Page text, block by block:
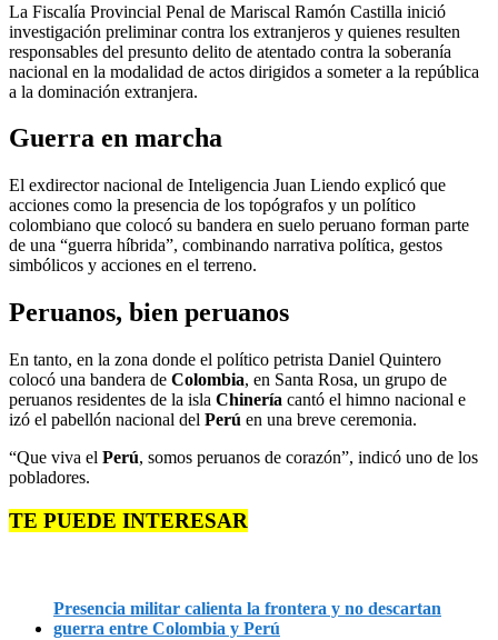
La Fiscalía Provincial Penal de Mariscal Ramón Castilla inició
investigación preliminar contra los extranjeros y quienes resulten
responsables del presunto delito de atentado contra la soberanía
nacional en la modalidad de actos dirigidos a someter a la república
a la dominación extranjera.
Guerra en marcha
El exdirector nacional de Inteligencia Juan Liendo explicó que
acciones como la presencia de los topógrafos y un político
colombiano que colocó su bandera en suelo peruano forman parte
de una “guerra híbrida”, combinando narrativa política, gestos
simbólicos y acciones en el terreno.
Peruanos, bien peruanos
En tanto, en la zona donde el político petrista Daniel Quintero
colocó una bandera de Colombia, en Santa Rosa, un grupo de
peruanos residentes de la isla Chinería cantó el himno nacional e
izó el pabellón nacional del Perú en una breve ceremonia.
“Que viva el Perú, somos peruanos de corazón”, indicó uno de los
pobladores.
TE PUEDE INTERESAR
Presencia militar calienta la frontera y no descartan
guerra entre Colombia y Perú